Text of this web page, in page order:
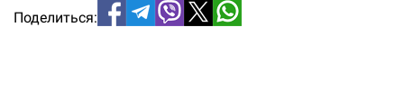
Поделиться: